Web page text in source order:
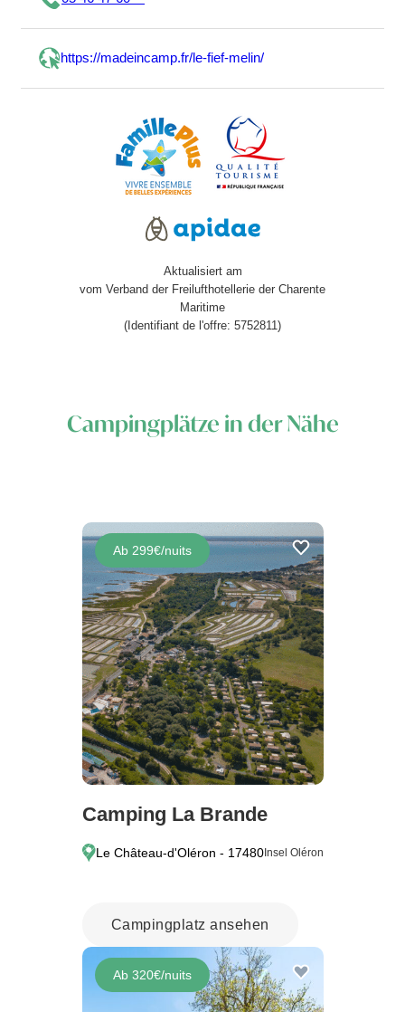
https://madeincamp.fr/le-fief-melin/
Aktualisiert am
vom Verband der Freilufthotellerie der Charente
Maritime
(Identifiant de l'offre: 5752811)
Campingplätze in der Nähe
Ab 299€/nuits
Camping La Brande
Le Château-d'Oléron - 17480Insel Oléron
Campingplatz ansehen
Ab 320€/nuits